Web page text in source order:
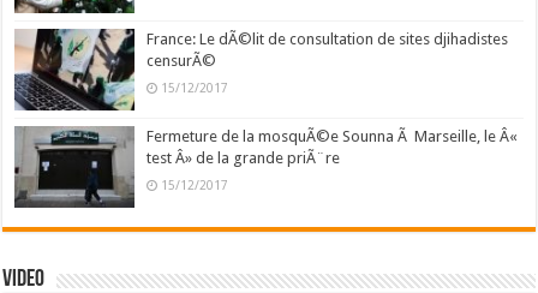
France: Le dÃ©lit de consultation de sites djihadistes
censurÃ©
15/12/2017
Fermeture de la mosquÃ©e Sounna Ã Marseille, le Â«
test Â» de la grande priÃ¨re
15/12/2017
Video